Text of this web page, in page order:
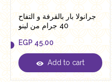
جرانولا بار بالقرفة و التفاح
40 جرام من لينو
EGP 45.00
EGP 45.00
Add to cart